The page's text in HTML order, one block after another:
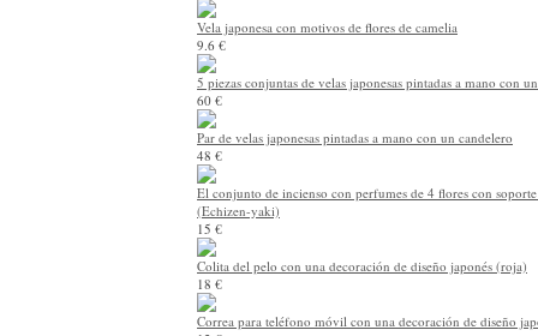
Vela japonesa con motivos de flores de camelia
9.6 €
5 piezas conjuntas de velas japonesas pintadas a mano con
60 €
Par de velas japonesas pintadas a mano con un candelero
48 €
El conjunto de incienso con perfumes de 4 flores con
(Echizen-yaki)
15 €
Colita del pelo con una decoración de diseño japonés (roja)
18 €
Correa para teléfono móvil con una decoración de diseño